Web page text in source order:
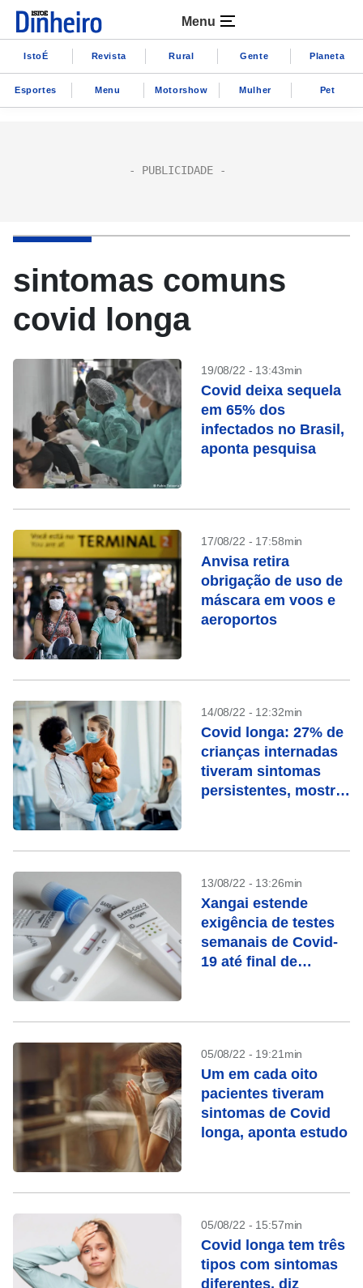
Menu
IstoÉ Revista Rural Gente Planeta
Esportes Menu Motorshow Mulher Pet
sintomas comuns
covid longa
19/08/22 - 13:43min
Covid deixa sequela
em 65% dos
infectados no Brasil,
aponta pesquisa
17/08/22 - 17:58min
Anvisa retira
obrigação de uso de
máscara em voos e
aeroportos
14/08/22 - 12:32min
Covid longa: 27% de
crianças internadas
tiveram sintomas
persistentes, mostra
13/08/22 - 13:26min
Xangai estende
exigência de testes
semanais de Covid-
19 até final de
05/08/22 - 19:21min
Um em cada oito
pacientes tiveram
sintomas de Covid
longa, aponta estudo
05/08/22 - 15:57min
Covid longa tem três
tipos com sintomas
diferentes, diz